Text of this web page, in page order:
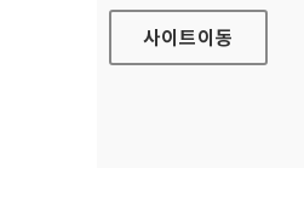
사이트이동